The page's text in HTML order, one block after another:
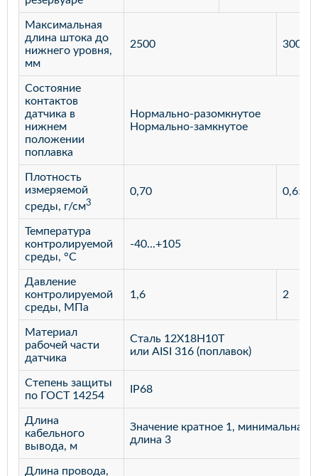
Максимальная
длина штока до
нижнего уровня,
мм
2500 3000
Состояние
контактов
датчика в
нижнем
положении
поплавка
Нормально-разомкнутое
Нормально-замкнутое
Плотность
измеряемой
среды, г/см3
0,70 0,65
Температура
контролируемой
среды, °С
-40...+105
Давление
контролируемой
среды, МПа
1,6 2
Материал
рабочей части
датчика
Сталь 12Х18Н10Т
или AISI 316 (поплавок)
Степень защиты
по ГОСТ 14254
IP68
Длина
кабельного
вывода, м
Значение кратное 1, минимальная
длина 3
Длина провода,